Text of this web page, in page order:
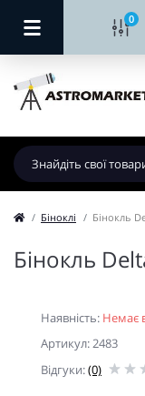
0
Біноклі Бінокль
Бінокль
Наявність: Немає
Артикул: 2483
Відгуки:(0)